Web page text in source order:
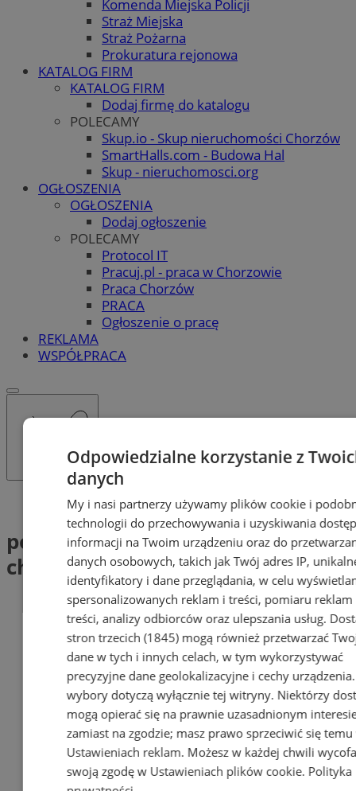
Komenda Miejska Policji
Straż Miejska
Straż Pożarna
Prokuratura rejonowa
KATALOG FIRM
KATALOG FIRM
Dodaj firmę do katalogu
POLECAMY
Skup.io - Skup nieruchomości Chorzów
SmartHalls.com - Budowa Hal
Skup - nieruchomosci.org
OGŁOSZENIA
OGŁOSZENIA
Dodaj ogłoszenie
POLECAMY
Protocol IT
Pracuj.pl - praca w Chorzowie
Praca Chorzów
PRACA
Ogłoszenie o pracę
REKLAMA
WSPÓŁPRACA
Tag: poszukiwania zaginionego chorzów
poszukiwania zaginionego
chorzów (1)
Odpowiedzialne korzystanie z
danych
My i nasi partnerzy używamy plików cookie i
technologii do przechowywania i uzyskiwania
informacji na Twoim urządzeniu oraz do
danych osobowych, takich jak Twój adres IP,
identyfikatory i dane przeglądania, w celu
spersonalizowanych reklam i treści, pomiaru reklam
treści, analizy odbiorców oraz ulepszania usług.
stron trzecich (1845)mogą również przetwarzać
dane w tych i innych celach, w tym wykorzystywać
precyzyjne dane geolokalizacyjne i cechy
wybory dotyczą wyłącznie tej witryny. Niektórzy
mogą opierać się na prawnie uzasadnionym
zamiast na zgodzie; masz prawo sprzeciwić się temu
Ustawieniach reklam. Możesz w każdej chwili
swoją zgodę w Ustawieniach plików cookie. Polityka